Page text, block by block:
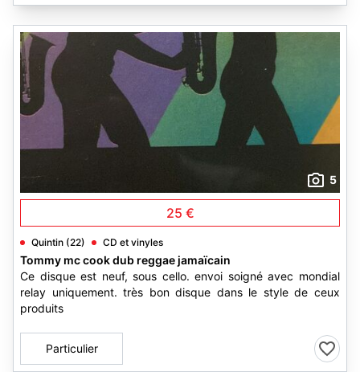
5
25 €
Quintin (22) CD et vinyles
Tommy mc cook dub reggae jamaïcain
Ce disque est neuf, sous cello. envoi soigné avec mondial
relay uniquement. très bon disque dans le style de ceux
produits
Particulier